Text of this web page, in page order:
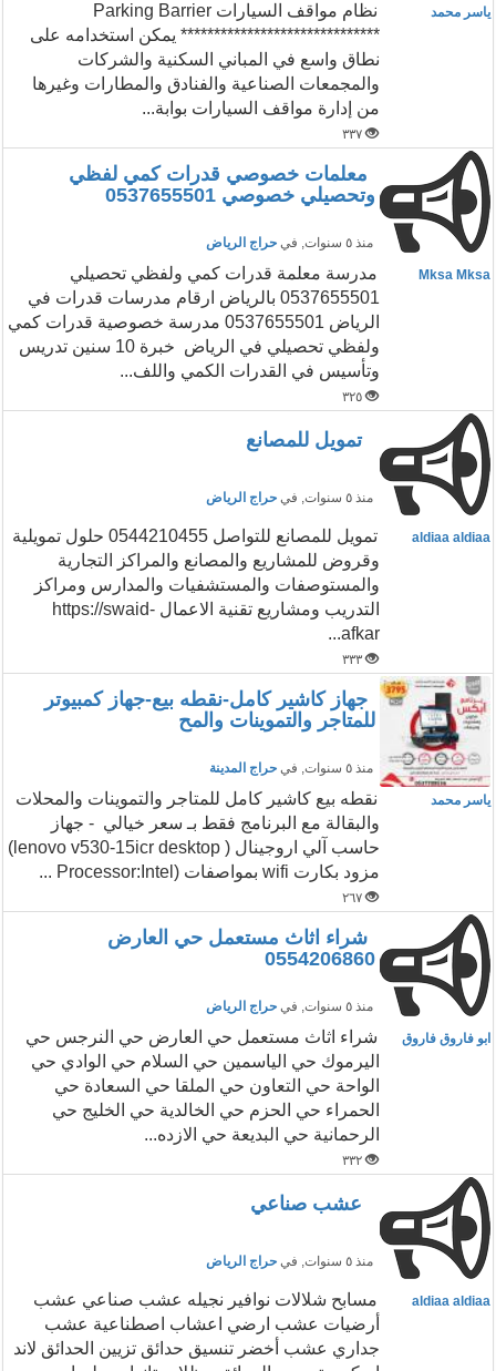
ياسر محمد
نظام مواقف السيارات Parking Barrier
****************************** يمكن استخدامه على
نطاق واسع في المباني السكنية والشركات
والمجمعات الصناعية والفنادق والمطارات وغيرها
من إدارة مواقف السيارات بوابة...
٣٣٧
معلمات خصوصي قدرات كمي لفظي
وتحصيلي خصوصي 0537655501
منذ ٥ سنوات , في حراج الرياض
Mksa Mksa
مدرسة معلمة قدرات كمي ولفظي تحصيلي
0537655501 بالرياض ارقام مدرسات قدرات في
الرياض 0537655501 مدرسة خصوصية قدرات كمي
ولفظي تحصيلي في الرياض خبرة 10 سنين تدريس
وتأسيس في القدرات الكمي واللف...
٣٢٥
تمويل للمصانع
منذ ٥ سنوات , في حراج الرياض
aldiaa aldiaa
تمويل للمصانع للتواصل 0544210455 حلول تمويلية
وقروض للمشاريع والمصانع والمراكز التجارية
والمستوصفات والمستشفيات والمدارس ومراكز
التدريب ومشاريع تقنية الاعمال https://swaid-
afkar...
٣٣٣
جهاز كاشير كامل-نقطه بيع-جهاز كمبيوتر
للمتاجر والتموينات والمح
منذ ٥ سنوات , في حراج المدينة
ياسر محمد
نقطه بيع كاشير كامل للمتاجر والتموينات والمحلات
والبقالة مع البرنامج فقط بـ سعر خيالي - جهاز
حاسب آلي اروجينال ( lenovo v530-15icr desktop)
مزود بكارت wifi بمواصفات (Processor:Intel ...
٢٦٧
شراء اثاث مستعمل حي العارض
0554206860
منذ ٥ سنوات , في حراج الرياض
ابو فاروق فاروق
شراء اثاث مستعمل حي العارض حي النرجس حي
اليرموك حي الياسمين حي السلام حي الوادي حي
الواحة حي التعاون حي الملقا حي السعادة حي
الحمراء حي الحزم حي الخالدية حي الخليج حي
الرحمانية حي البديعة حي الازده...
٣٣٢
عشب صناعي
منذ ٥ سنوات , في حراج الرياض
aldiaa aldiaa
مسابح شلالات نوافير نجيله عشب صناعي عشب
أرضيات عشب ارضي اعشاب اصطناعية عشب
جداري عشب أخضر تنسيق حدائق تزيين الحدائق لاند